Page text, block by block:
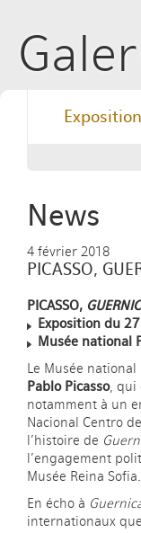
News
4 février 2018
PICASSO,
PICASSO,
Exposition du
Musée national
Le Musée
Pablo Picasso, qui
notamment à un
Nacional Centro
l’histoire de
l’engagement
Musée Reina Sofia.
En écho à
internationaux